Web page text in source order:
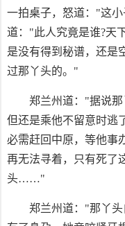
一拍桌子，怒道："这
道："此人究竟是谁?天
是没有得到秘谱，还是
过那丫头的。"
郑兰州道："据说那
但还是乘他不留意时逃
必需赶回中原，等他事
再无法寻着，只有死了
头……"
郑兰州道："那丫